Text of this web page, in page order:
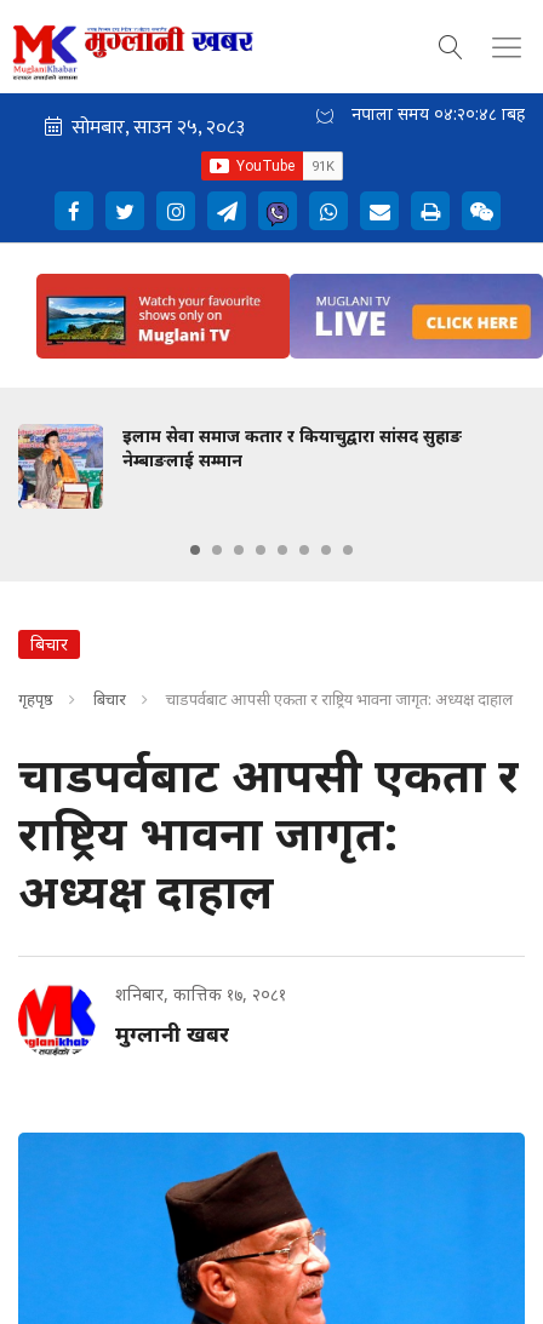
नेपाली समय ०४:२०:४९ बिहान
इलाम सेवा समाज कतार र कियाचुद्वारा सांसद सुहाङ
नेम्बाङलाई सम्मान
बिचार
गृहपृष्ठ बिचार चाडपर्वबाट आपसी एकता र राष्ट्रिय भावना जागृत: अध्यक्ष दाहाल
चाडपर्वबाट आपसी एकता र
राष्ट्रिय भावना जागृत:
अध्यक्ष दाहाल
शनिबार, कात्तिक १७, २०८१
मुग्लानी खबर